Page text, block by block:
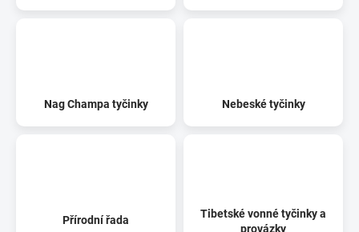
Nag Champa tyčinky Nebeské tyčinky
Přírodní řada
Tibetské vonné tyčinky a
provázky